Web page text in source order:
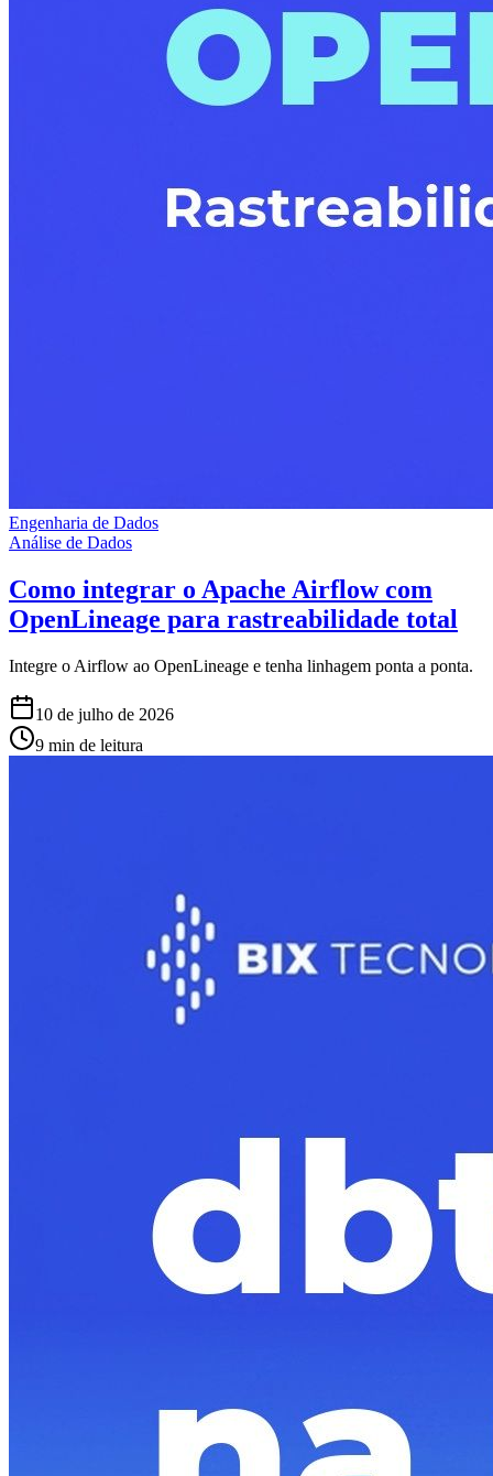
Engenharia de Dados
Análise de Dados
Como integrar o Apache Airflow com
OpenLineage para rastreabilidade total
Integre o Airflow ao OpenLineage e tenha linhagem ponta a ponta.
10 de julho de 2026
9 min de leitura